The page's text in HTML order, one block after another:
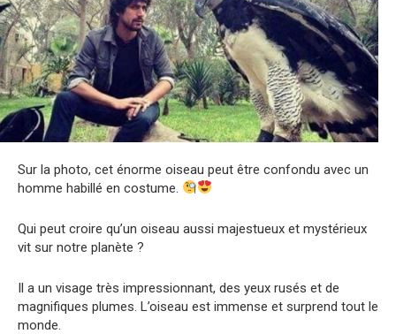
Sur la photo, cet énorme oiseau peut être confondu avec un
homme habillé en costume.
Qui peut croire qu’un oiseau aussi majestueux et mystérieux
vit sur notre planète ?
Il a un visage très impressionnant, des yeux rusés et de
magnifiques plumes. L’oiseau est immense et surprend tout le
monde.